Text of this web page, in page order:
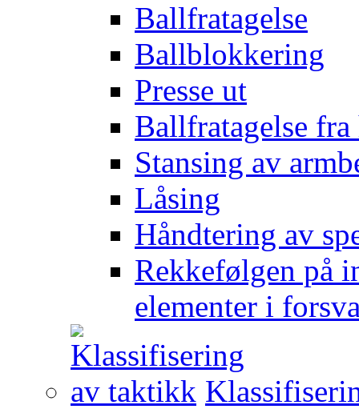
Ballfratagelse
Ballblokkering
Presse ut
Ballfratagelse fra
Stansing av
Låsing
Håndtering av
Rekkefølgen på
elementer i